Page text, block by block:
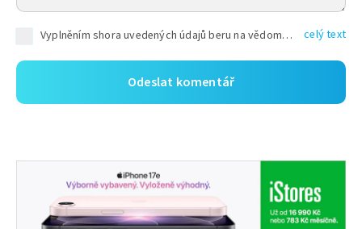
Vyplněním shora uvedených údajů beru na vědomí, že společnost TEXT FACTORY s.r.o., sídlem Brno, Durďákova 336/29, Černá Pole, PSČ: 613 00, IČ: 06157831, zapsané u Krajského soudu v Brně, oddíl C, vložka 100399, bude zpracovávat mé osobní údaje uvedené v rámci mnou vyplněného registračního formuláře na základě oprávněných zájmů TEXT FACTORY s.r.o. dle čl. 6 odst. 1 písm. f) GDPR a pro splnění právních povinností (čl. 6 odst. 1 písm. c) GDPR), a to pro tyto účely: nezbytnost zajistit oprávnění návštěvníka webových stránek provozovaných společností TEXT FACTORY s.r.o. přispívat aktivně ke zveřejněným článkům nebo v rámci diskusních fór a výkon práv TEXT FACTORY s.r.o. jako administrátora těchto diskusních fór. Více informací o zpracování osobních údajů a právech lze nalézt v celý text